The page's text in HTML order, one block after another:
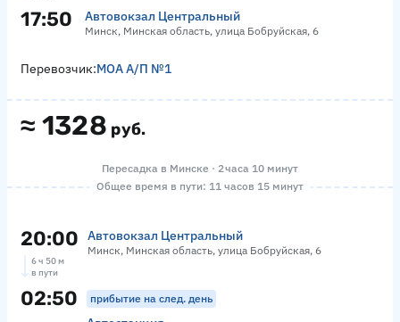
17:50 Автовокзал Центральный
Минск, Минская область, улица Бобруйская, 6
≈ 1328 руб.
Перевозчик:МОА А/П №1
Пересадка в Минске · 2 часа 10 минут
Общее время в пути: 11 часов 15 минут
20:00 Автовокзал Центральный
Минск, Минская область, улица Бобруйская, 6
6 ч 50 м
в пути
02:50 прибытие на след. день